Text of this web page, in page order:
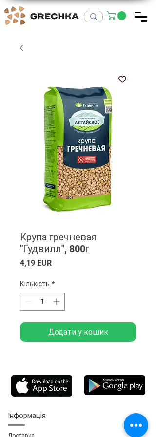
Крупа гречневая
"Гудвилл", 800г
4,19 EURЦіна
Кількість *
Додати у кошик
Інформація
Доставка